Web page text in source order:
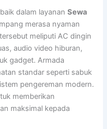
dalam layananSewa
merasa nyaman
meliputi AC dingin
audio video hiburan,
gadget. Armada
standar seperti sabuk
pengereman modern.
memberikan
maksimal kepada